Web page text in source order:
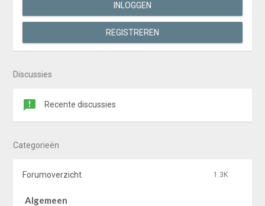
INLOGGEN
REGISTREREN
Discussies
Recente discussies
Categorieën
1.3K
Forumoverzicht
Algemeen